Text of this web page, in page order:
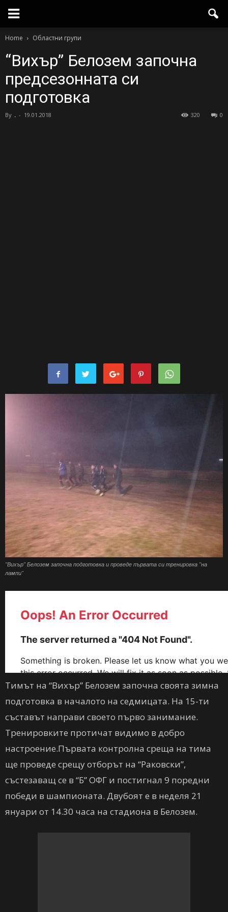
Home Областни групи
“Вихър” Белозем започна
предсезонната си
подготовка
By . - 19.01.2018 0
320
"Вихър" Белозем започна подготовка и проведе първата си тренировка "на
лампи"
Тимът на “Вихър” Белозем започна своята зимна
подготовка в началото на седмицата. На 15-ти
съставът направи своето първо занимание.
Тренировките протичат видимо в добро
настроение.Първата контролна среща на тима
ще проведе срещу отборът на “Раковски”,
състезаващ се в “Б” ОФГ и постигнал 9 поредни
победи в шампионата. Двубоят е в неделя 21
януари от 14.30 часа на стадиона в Белозем.